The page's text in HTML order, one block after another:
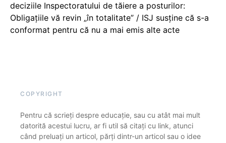
deciziile Inspectoratului de tăiere a posturilor:
Obligațiile vă revin „în totalitate” / ISJ susține că s-a
conformat pentru că nu a mai emis alte acte
COPYRIGHT
Pentru că scrieți despre educație, sau cu atât mai mult
datorită acestui lucru, ar fi util să citați cu link, atunci
când preluați un articol, părți dintr-un articol sau o idee